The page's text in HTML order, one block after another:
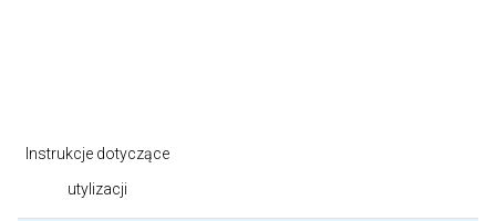
Instrukcje dotyczące
utylizacji